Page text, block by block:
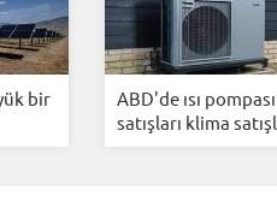
İnstagram
bir
ABD'de ısı pompası
satışları klima